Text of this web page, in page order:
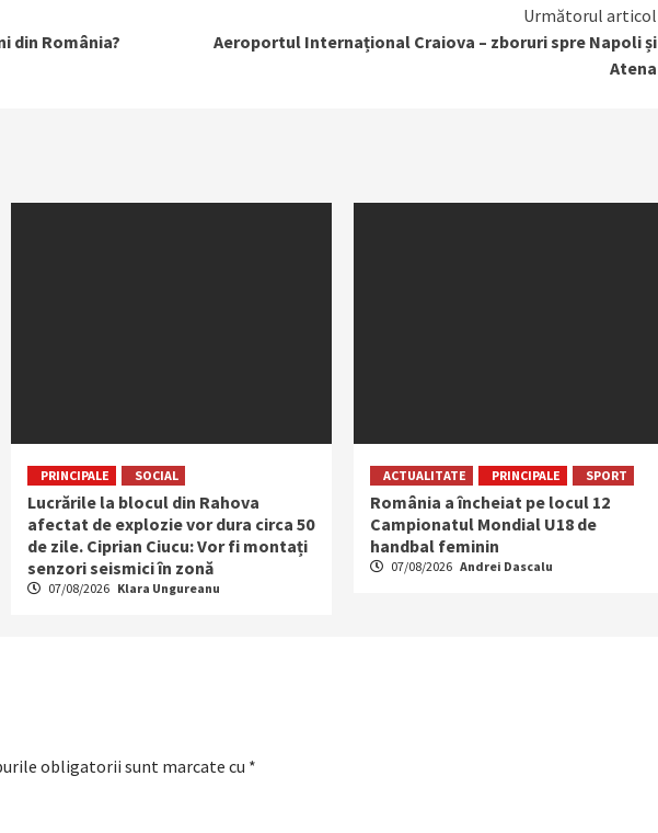
din România?
Următorul articol
Aeroportul Internațional Craiova – zboruri spre Napoli și
Atena
PRINCIPALE SOCIAL
Lucrările la blocul din Rahova
afectat de explozie vor dura circa 50
de zile. Ciprian Ciucu: Vor fi montați
senzori seismici în zonă
07/08/2026 Klara Ungureanu
ACTUALITATE PRINCIPALE SPORT
România a încheiat pe locul 12
Campionatul Mondial U18 de
handbal feminin
07/08/2026 Andrei Dascalu
obligatorii sunt marcate cu *